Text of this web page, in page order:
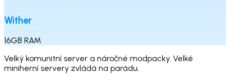
Wither
16GB RAM
Velký komunitní server a náročné modpacky. Velké
miniherní servery zvládá na parádu.